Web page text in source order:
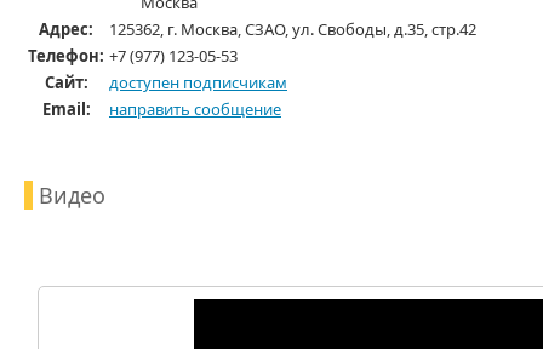
Адрес:
125362, г. Москва, СЗАО, ул. Свободы, д.35, стр.42
Телефон: +7 (977) 123-05-53
Cайт:
доступен подписчикам
Email:
направить сообщение
Видео